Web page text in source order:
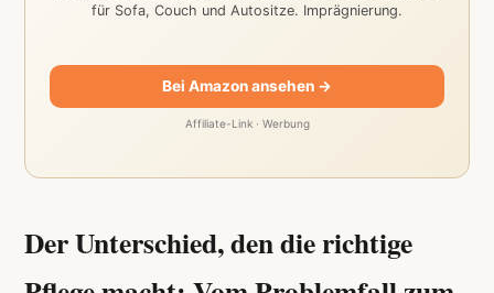
für Sofa, Couch und Autositze. Imprägnierung.
Bei Amazon ansehen →
Affiliate-Link · Werbung
Der Unterschied, den die richtige